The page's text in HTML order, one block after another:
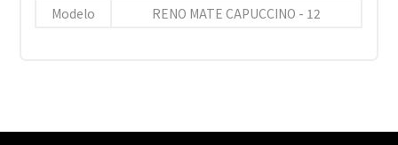
Modelo
RENO MATE CAPUCCINO - 12